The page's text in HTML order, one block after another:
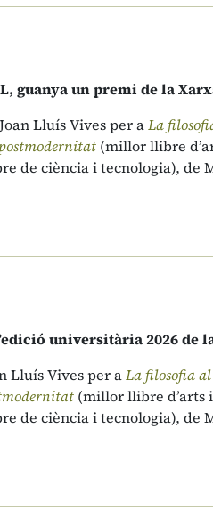
guanya un premi de la
Lluís Vives per aLa
(millor llibre
de ciència i tecnologia), de
universitària 2026 de
Lluís Vives per aLa filosofia
(millor llibre d’arts
de ciència i tecnologia), de